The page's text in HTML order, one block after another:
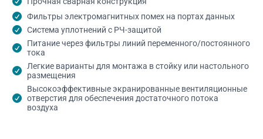
Фильтры электромагнитных помех на портах данных
Система уплотнений с РЧ-защитой
Питание через фильтры линий переменного/постоянного
тока
Легкие варианты для монтажа в стойку или настольного
размещения
Высокоэффективные экранированные вентиляционные
отверстия для обеспечения достаточного потока
воздуха